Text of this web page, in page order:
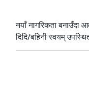
नयाँ नागरिकता बनाउँदा
दिदि/बहिनी स्वयम्